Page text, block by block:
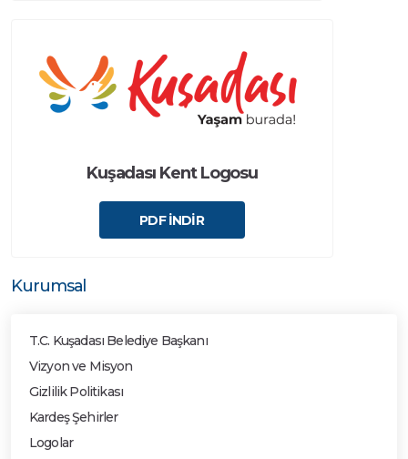
Kuşadası Kent Logosu
PDF İNDİR
Kurumsal
T.C. Kuşadası Belediye Başkanı
Vizyon ve Misyon
Gizlilik Politikası
Kardeş Şehirler
Logolar